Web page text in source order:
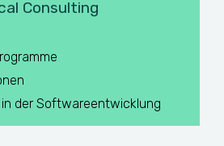
Consulting
in der Softwareentwicklung